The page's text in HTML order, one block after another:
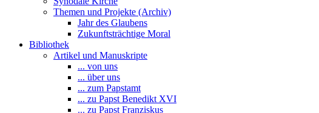
Themen und Projekte (Archiv)
Jahr des Glaubens
Zukunftsträchtige Moral
Bibliothek
Artikel und Manuskripte
... von uns
... über uns
... zum Papstamt
... zu Papst Benedikt XVI
... zu Papst Franziskus